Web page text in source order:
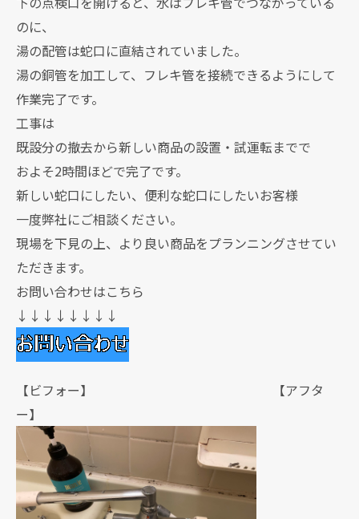
のに、
湯の配管は蛇口に直結されていました。
湯の銅管を加工して、フレキ管を接続できるようにして
作業完了です。
工事は
既設分の撤去から新しい商品の設置・試運転までで
およそ2時間ほどで完了です。
新しい蛇口にしたい、便利な蛇口にしたいお客様
一度弊社にご相談ください。
現場を下見の上、より良い商品をプランニングさせてい
ただきます。
お問い合わせはこちら
↓↓↓↓↓↓↓↓
【ビフォー】 【アフタ
ー】